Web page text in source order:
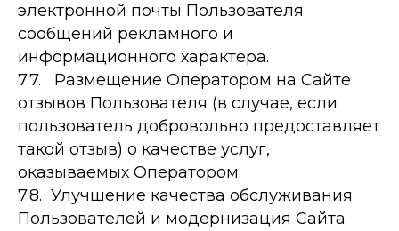
электронной почты Пользователя
сообщений рекламного и
информационного характера.
7.7. Размещение Оператором на Сайте
отзывов Пользователя (в случае, если
пользователь добровольно предоставляет
такой отзыв) о качестве услуг,
оказываемых Оператором.
7.8. Улучшение качества обслуживания
Пользователей и модернизация Сайта